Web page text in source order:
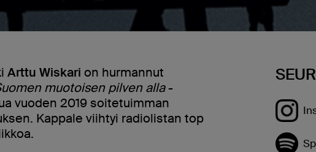
Arttu Wiskari on hurmannut
muotoisen pilven alla-
vuoden 2019 soitetuimman
Kappale viihtyi radiolistan top